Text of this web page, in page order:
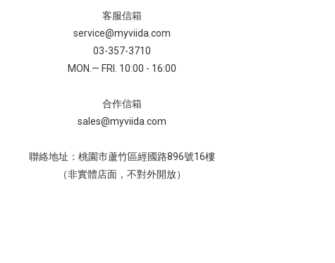
客服信箱
service@myviida.com
03-357-3710
MON.— FRI. 10:00 - 16:00
合作信箱
sales@myviida.com
聯絡地址：桃園市蘆竹區經國路896號16樓
（非實體店面，不對外開放）